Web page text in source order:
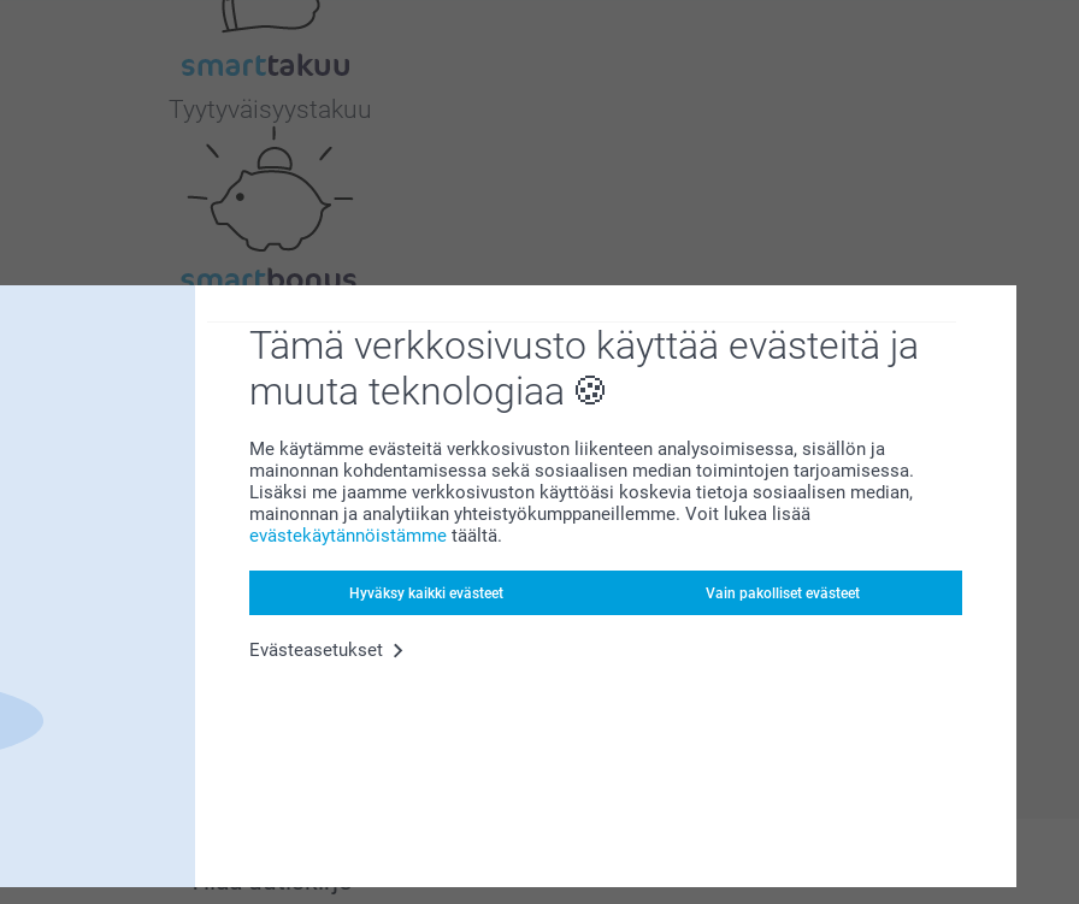
Tämä verkkosivusto käyttää evästeitä ja
muuta teknologiaa
Me käytämme evästeitä verkkosivuston liikenteen analysoimisessa, sisällön ja
mainonnan kohdentamisessa sekä sosiaalisen median toimintojen tarjoamisessa.
Lisäksi me jaamme verkkosivuston käyttöäsi koskevia tietoja sosiaalisen median,
mainonnan ja analytiikan yhteistyökumppaneillemme. Voit lukea lisää
evästekäytännöistämme täältä.
Hyväksy kaikki evästeet Vain pakolliset evästeet
Evästeasetukset
Tyytyväisyystakuu
Etsitkö inspiraatiota?
Tilaa uutiskirje